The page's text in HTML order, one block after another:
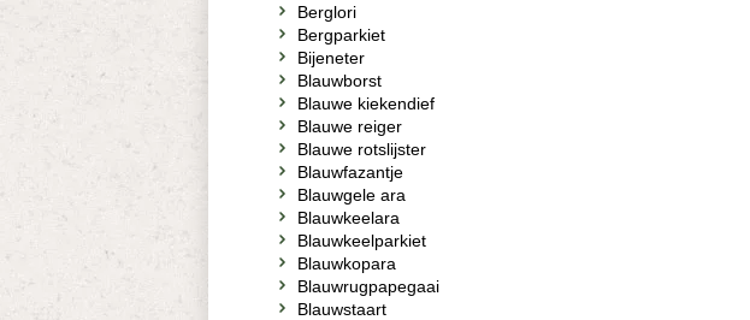
Berglori
Bergparkiet
Bijeneter
Blauwborst
Blauwe kiekendief
Blauwe reiger
Blauwe rotslijster
Blauwfazantje
Blauwgele ara
Blauwkeelara
Blauwkeelparkiet
Blauwkopara
Blauwrugpapegaai
Blauwstaart